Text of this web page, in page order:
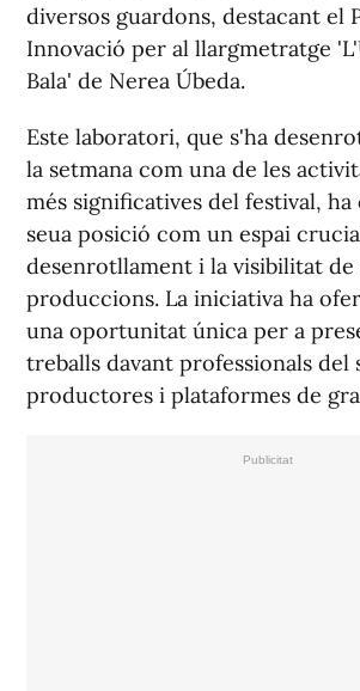
diversos guardons, destacant el
Innovació per al llargmetratge
Bala' de Nerea Úbeda.
Este laboratori, que s'ha
la setmana com una de les
més significatives del festival,
seua posició com un espai
desenrotllament i la visibilitat de
produccions. La iniciativa ha
una oportunitat única per a
treballs davant professionals del
productores i plataformes de